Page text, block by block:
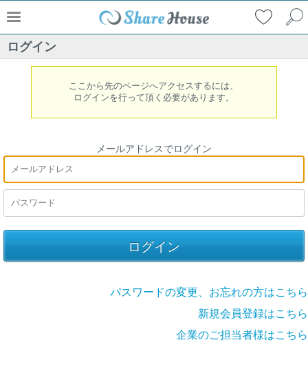
ログイン
ここから先のページへアクセスするには、
ログインを行って頂く必要があります。
メールアドレスでログイン
パスワードの変更、お忘れの方はこちら
新規会員登録はこちら
企業のご担当者様はこちら